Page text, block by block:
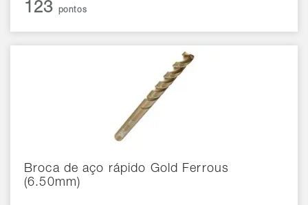
123 pontos
Broca de aço rápido Gold Ferrous
(6.50mm)